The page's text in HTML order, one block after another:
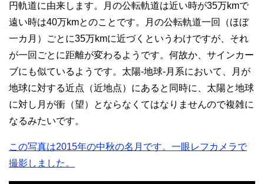
円軌道に由来します。月の公転軌道は近い時が35万kmで
遠い時は40万kmとのことです。月の公転軌道一回（ほぼ
一カ月）ごとに35万kmに近づくというわけですが、それ
が一回ごとに距離が変わるようです。何故か、サインカー
ブにも似ているようです。太陽-地球-月系において、月が
地球に対する近点（近地点）にあると同時に、太陽と地球
に対し月が衝（望）とならなくてはなりませんので複雑に
なるみたいです。
この写真は2015年の中秋の名月です。一眼レフカメラで
撮影しました。